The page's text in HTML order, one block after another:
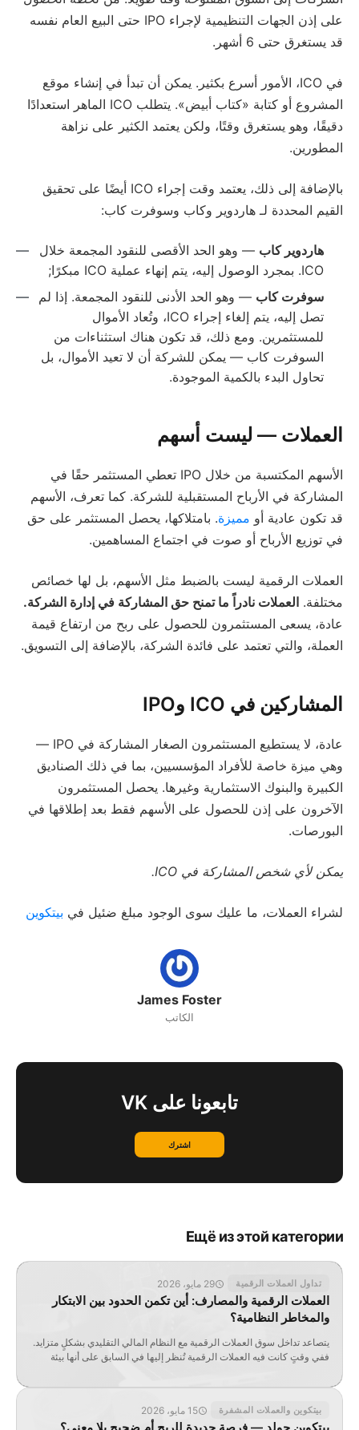
على إذن الجهات التنظيمية لإجراء IPO حتى البيع العام نفسه
قد يستغرق حتى 6 أشهر.
في ICO، الأمور أسرع بكثير. يمكن أن تبدأ في إنشاء موقع
المشروع أو كتابة «كتاب أبيض». يتطلب ICO الماهر استعدادًا
دقيقًا، وهو يستغرق وقتًا، ولكن يعتمد الكثير على نزاهة
المطورين.
بالإضافة إلى ذلك، يعتمد وقت إجراء ICO أيضًا على تحقيق
القيم المحددة لـ هاردوير وكاب وسوفرت كاب:
هاردوير كاب — وهو الحد الأقصى للنقود المجمعة خلال
ICO. بمجرد الوصول إليه، يتم إنهاء عملية ICO مبكرًا;
سوفرت كاب — وهو الحد الأدنى للنقود المجمعة. إذا لم
تصل إليه، يتم إلغاء إجراء ICO، وتُعاد الأموال
للمستثمرين. ومع ذلك، قد تكون هناك استثناءات من
السوفرت كاب — يمكن للشركة أن لا تعيد الأموال، بل
تحاول البدء بالكمية الموجودة.
العملات — ليست أسهم
الأسهم المكتسبة من خلال IPO تعطي المستثمر حقًا في
المشاركة في الأرباح المستقبلية للشركة. كما تعرف، الأسهم
قد تكون عادية أو مميزة. بامتلاكها، يحصل المستثمر على حق
في توزيع الأرباح أو صوت في اجتماع المساهمين.
العملات الرقمية ليست بالضبط مثل الأسهم، بل لها خصائص
مختلفة. العملات نادراً ما تمنح حق المشاركة في إدارة الشركة.
عادة، يسعى المستثمرون للحصول على ربح من ارتفاع قيمة
العملة، والتي تعتمد على فائدة الشركة، بالإضافة إلى التسويق.
المشاركين في ICO وIPO
عادة، لا يستطيع المستثمرون الصغار المشاركة في IPO —
وهي ميزة خاصة للأفراد المؤسسيين، بما في ذلك الصناديق
الكبيرة والبنوك الاستثمارية وغيرها. يحصل المستثمرون
الآخرون على إذن للحصول على الأسهم فقط بعد إطلاقها في
البورصات.
يمكن لأي شخص المشاركة في ICO.
لشراء العملات، ما عليك سوى الوجود مبلغ ضئيل في بيتكوين
James Foster
الكاتب
تابعونا على VK
اشترك
Ещё из этой категории
تداول العملات الرقمية 29 مايو، 2026
العملات الرقمية والمصارف: أين تكمن الحدود بين الابتكار
والمخاطر النظامية؟
يتصاعد تداخل سوق العملات الرقمية مع النظام المالي التقليدي بشكلٍ متزايد.
ففي وقتٍ كانت فيه العملات الرقمية تُنظر إليها في السابق على أنها بيئة
المحتويات […]
بيتكوين والعملات المشفرة 15 مايو، 2026